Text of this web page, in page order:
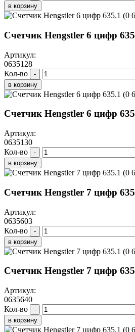
в корзину
Счетчик Hengstler 6 цифр
Артикул:
0635128
Кол-во
-
в корзину
Счетчик Hengstler 6 цифр
Артикул:
0635130
Кол-во
-
в корзину
Счетчик Hengstler 7 цифр
Артикул:
0635603
Кол-во
-
в корзину
Счетчик Hengstler 7 цифр
Артикул:
0635640
Кол-во
-
в корзину